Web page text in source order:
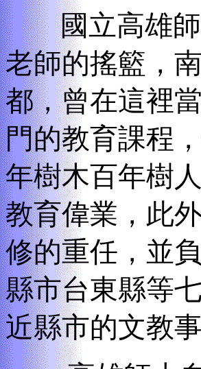
國立高雄師
老師的搖籃，
都，曾在這裡
門的教育課程
年樹木百年樹
教育偉業，此
修的重任，並
縣市台東縣等
近縣市的文教